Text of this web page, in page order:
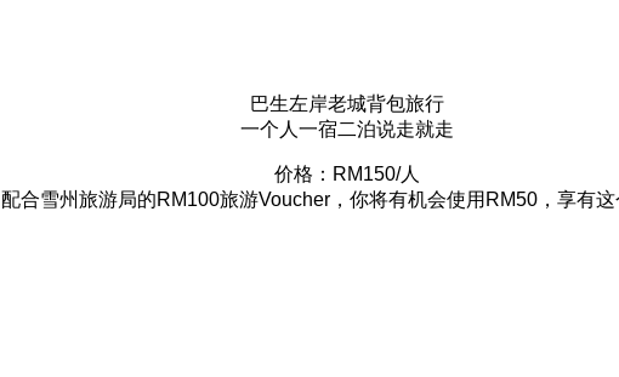
巴生左岸老城背包旅行
一个人一宿二泊说走就走
价格：RM150/人
配合雪州旅游局的RM100旅游Voucher，你将有机会使用RM50，享有这